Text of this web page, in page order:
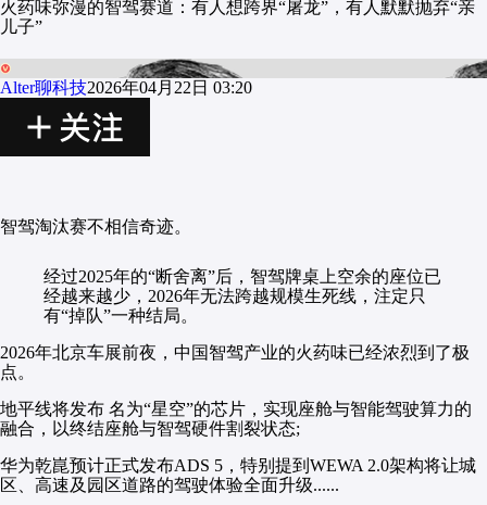
火药味弥漫的智驾赛道：有人想跨界“屠龙”，有人默默抛弃“亲
儿子”
Alter聊科技2026年04月22日 03:20
智驾淘汰赛不相信奇迹。
经过2025年的“断舍离”后，智驾牌桌上空余的座位已
经越来越少，2026年无法跨越规模生死线，注定只
有“掉队”一种结局。
2026年北京车展前夜，中国智驾产业的火药味已经浓烈到了极
点。
地平线将发布 名为“星空”的芯片，实现座舱与智能驾驶算力的
融合，以终结座舱与智驾硬件割裂状态;
华为乾崑预计正式发布ADS 5，特别提到WEWA 2.0架构将让城
区、高速及园区道路的驾驶体验全面升级......